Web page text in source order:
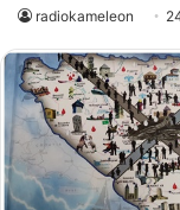
radiokameleon